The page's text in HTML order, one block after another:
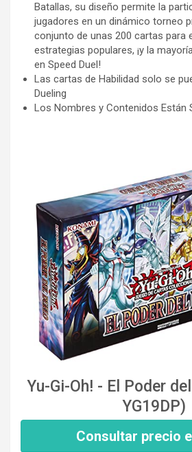
Batallas, su diseño permite la
jugadores en un dinámico torneo
conjunto de unas 200 cartas para
estrategias populares, ¡y la
en Speed Duel!
Las cartas de Habilidad solo se
Dueling
Los Nombres y Contenidos Están
Yu-Gi-Oh! - El Poder
YG19DP)
Consultar precio